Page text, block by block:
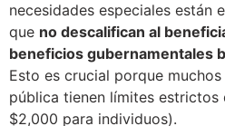
necesidades especiales están
que no descalifican al
beneficios gubernamentales
Esto es crucial porque
pública tienen límites
$2,000 para individuos).